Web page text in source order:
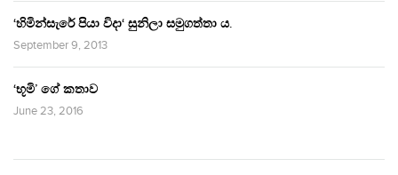
‘හිමින්සැරේ පියා විදා‘ සුනිලා සමුගත්තා ය.
September 9, 2013
‘භූමි’ ගේ කතාව
June 23, 2016